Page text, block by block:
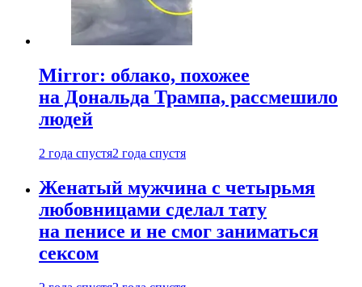
Mirror: облако, похожее
на Дональда Трампа, рассмешило
людей
2 года спустя2 года спустя
Женатый мужчина с четырьмя
любовницами сделал тату
на пенисе и не смог заниматься
сексом